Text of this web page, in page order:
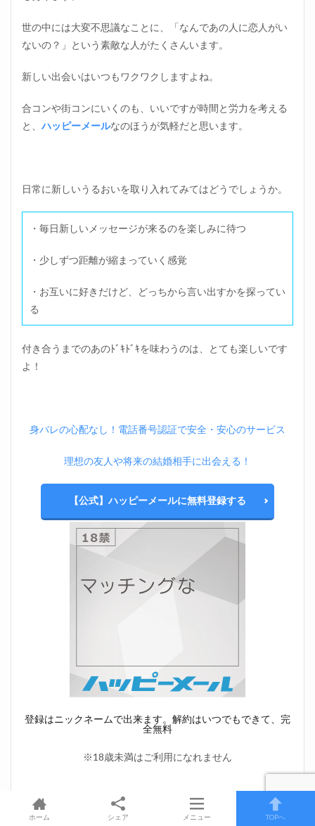
世の中には大変不思議なことに、「なんであの人に恋人がい
ないの？」という素敵な人がたくさんいます。
新しい出会いはいつもワクワクしますよね。
合コンや街コンにいくのも、いいですが時間と労力を考える
と、ハッピーメールなのほうが気軽だと思います。
日常に新しいうるおいを取り入れてみてはどうでしょうか。
・毎日新しいメッセージが来るのを楽しみに待つ
・少しずつ距離が縮まっていく感覚
・お互いに好きだけど、どっちから言い出すかを探ってい
る
付き合うまでのあのﾄﾞｷﾄﾞｷを味わうのは、とても楽しいです
よ！
身バレの心配なし！電話番号認証で安全・安心のサービス
理想の友人や将来の結婚相手に出会える！
【公式】ハッピーメールに無料登録する
登録はニックネームで出来ます。解約はいつでもできて、完
全無料
※18歳未満はご利用になれません
ホーム シェア メニュー TOPへ